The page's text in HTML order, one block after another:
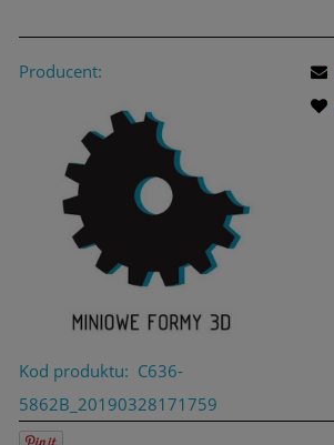
Producent:
Kod produktu: C636-
5862B_20190328171759